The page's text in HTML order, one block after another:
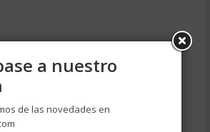
a nuestro
de las novedades en